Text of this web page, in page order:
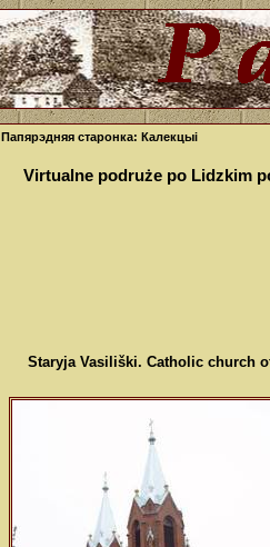
Папярэдняя старонка: Калекцыі
Virtualne podruże po Lidzkim
Staryja Vasiliški. Catholic church